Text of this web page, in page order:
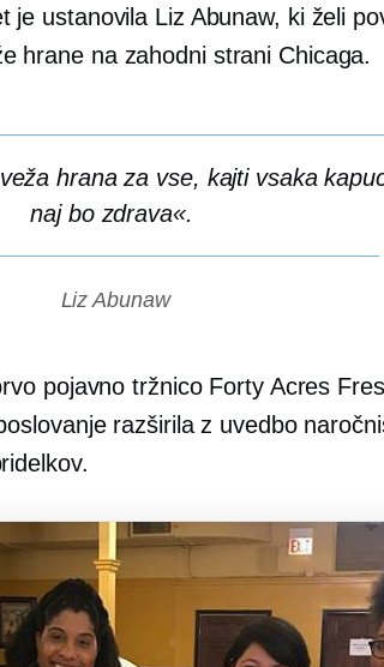
je ustanovila Liz Abunaw, ki želi
hrane na zahodni strani Chicaga.
hrana za vse, kajti vsaka
naj bo zdrava«.
Liz Abunaw
pojavno tržnico Forty Acres
razširila z uvedbo